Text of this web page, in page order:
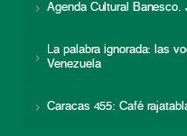
Agenda Cultural Banesco.
La palabra ignorada: las
Venezuela
Caracas 455: Café